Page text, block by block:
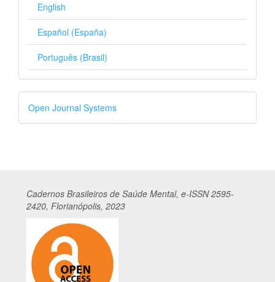
English
Español (España)
Português (Brasil)
Desenvolvido
por
Open Journal Systems
Cadernos Brasileiros de Saúde Mental, e-ISSN 2595-
2420, Florianópolis, 2023